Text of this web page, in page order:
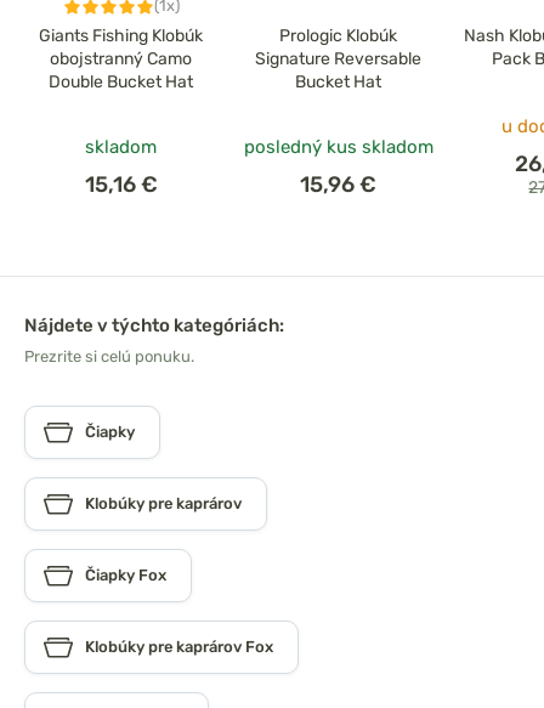
(1x)
Giants Fishing Klobúk
obojstranný Camo
Double Bucket Hat
skladom
15,16 €
Prologic Klobúk
Signature Reversable
Bucket Hat
posledný kus skladom
15,96 €
Nash
Pack
u
Nájdete v týchto kategóriách:
Prezrite si celú ponuku.
Čiapky
Klobúky pre kaprárov
Čiapky Fox
Klobúky pre kaprárov Fox